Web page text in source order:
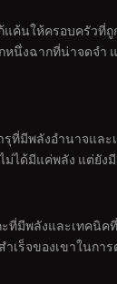
ค้นให้ครอบครัวที่
นึ่งฉากที่น่าจดจำ
ที่มีพลังอำนาจแล
ได้มีแค่พลัง แต่ยั
มีพลังและเทคนิค
เร็จของเขาในกา